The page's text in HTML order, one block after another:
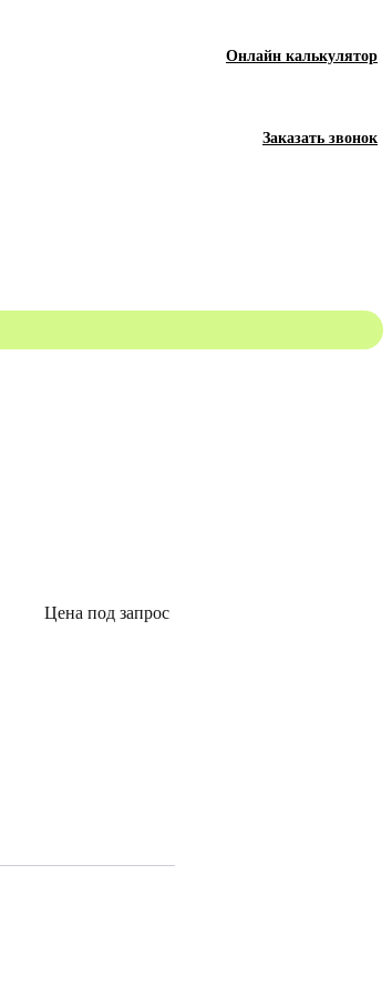
Онлайн калькулятор
Заказать звонок
Цена под запрос